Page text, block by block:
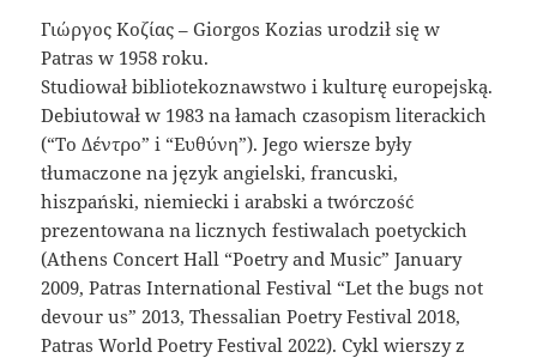
Γιώργος Κοζίας – Giorgos Kozias urodził się w
Patras w 1958 roku.
Studiował bibliotekoznawstwo i kulturę europejską.
Debiutował w 1983 na łamach czasopism literackich
(“Το Δέντρο” i “Ευθύνη”). Jego wiersze były
tłumaczone na język angielski, francuski,
hiszpański, niemiecki i arabski a twórczość
prezentowana na licznych festiwalach poetyckich
(Athens Concert Hall “Poetry and Music” January
2009, Patras International Festival “Let the bugs not
devour us” 2013, Thessalian Poetry Festival 2018,
Patras World Poetry Festival 2022). Cykl wierszy z